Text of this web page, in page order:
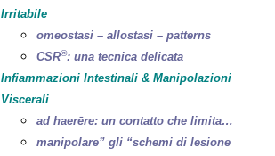
Irritabile
omeostasi – allostasi – patterns
CSR®: una tecnica delicata
Infiammazioni Intestinali & Manipolazioni
Viscerali
ad haerēre: un contatto che limita…
manipolare” gli “schemi di lesione